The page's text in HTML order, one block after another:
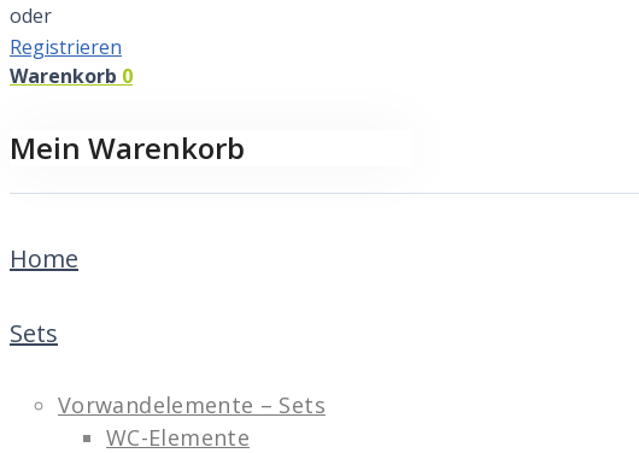
oder
Registrieren
Warenkorb 0
Mein Warenkorb
Home
Sets
Vorwandelemente – Sets
WC-Elemente